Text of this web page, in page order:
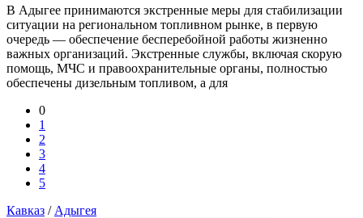
В Адыгее принимаются экстренные меры для стабилизации
ситуации на региональном топливном рынке, в первую
очередь — обеспечение бесперебойной работы жизненно
важных организаций. Экстренные службы, включая скорую
помощь, МЧС и правоохранительные органы, полностью
обеспечены дизельным топливом, а для
0
1
2
3
4
5
Кавказ / Адыгея